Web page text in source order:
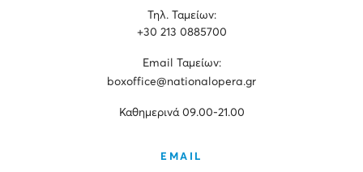
Τηλ. Ταμείων:
+30 213 0885700
Εmail Ταμείων:
boxoffice@nationalopera.gr
Καθημερινά 09.00-21.00
EMAIL